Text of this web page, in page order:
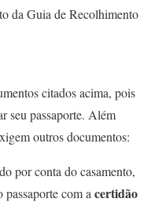
da Guia de Recolhimento
citados acima, pois
seu passaporte. Além
outros documentos:
por conta do casamento,
com a certidão